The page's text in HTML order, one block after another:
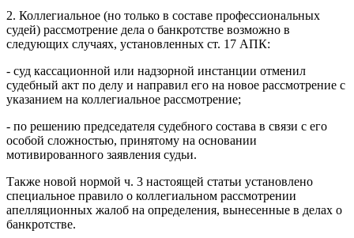
2. Коллегиальное (но только в составе профессиональных
судей) рассмотрение дела о банкротстве возможно в
следующих случаях, установленных ст. 17 АПК:
- суд кассационной или надзорной инстанции отменил
судебный акт по делу и направил его на новое рассмотрение с
указанием на коллегиальное рассмотрение;
- по решению председателя судебного состава в связи с его
особой сложностью, принятому на основании
мотивированного заявления судьи.
Также новой нормой ч. 3 настоящей статьи установлено
специальное правило о коллегиальном рассмотрении
апелляционных жалоб на определения, вынесенные в делах о
банкротстве.